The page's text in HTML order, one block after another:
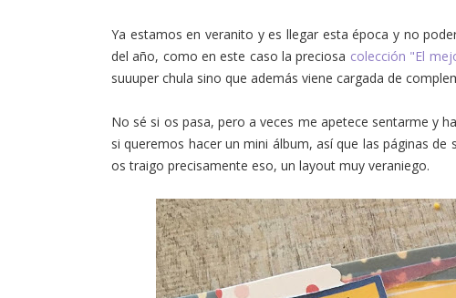
Ya estamos en veranito y es llegar esta época y no
del año, como en este caso la preciosa colección "El
suuuper chula sino que además viene cargada de
No sé si os pasa, pero a veces me apetece sentarme y
si queremos hacer un mini álbum, así que las páginas
os traigo precisamente eso, un layout muy veraniego.